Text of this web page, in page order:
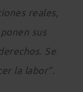
reales,
sus
Se
la labor”.